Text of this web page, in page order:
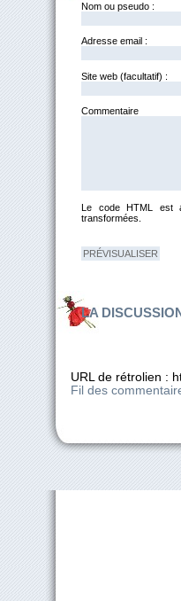
Nom ou pseudo :
Adresse email :
Site web (facultatif) :
Le code HTML est
transformées.
LA
URL de rétrolien :
Fil des